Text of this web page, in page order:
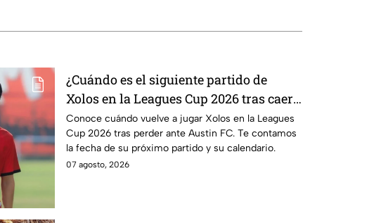
¿Cuándo es el siguiente partido de
Xolos en la Leagues Cup 2026 tras caer
ante Austin FC?
Conoce cuándo vuelve a jugar Xolos en la Leagues
Cup 2026 tras perder ante Austin FC. Te contamos
la fecha de su próximo partido y su calendario.
07 agosto, 2026